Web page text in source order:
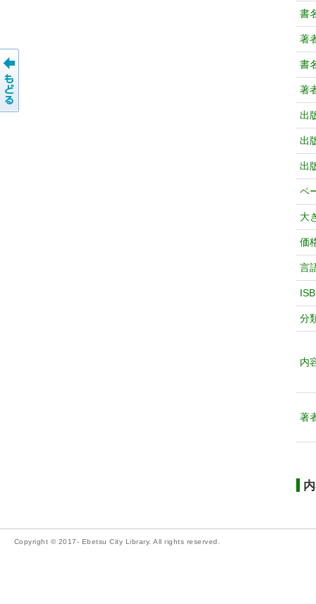
書
著
書
著
出
出
出
ペ
大
価
言
分
内
著
Copyright © 2017- Ebetsu City Library. All rights reserved.